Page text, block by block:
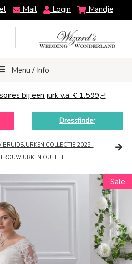
Mail Login Mandje
Menu / Info
bij een jurk v.a. € 1.599,-!
Dressfinder
BRUIDSJURKEN COLLECTIE 2025-
TROUWJURKEN OUTLET
Sale